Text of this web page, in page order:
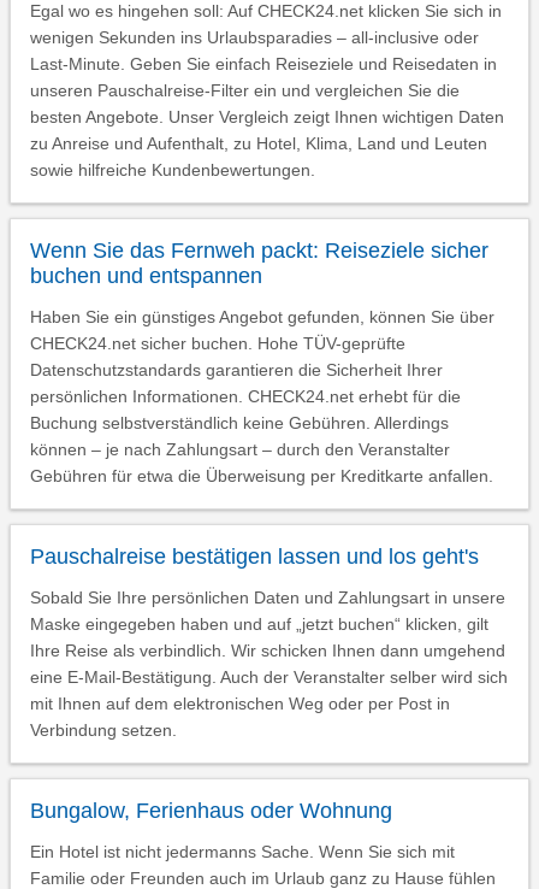
Egal wo es hingehen soll: Auf CHECK24.net klicken Sie sich in
wenigen Sekunden ins Urlaubsparadies – all-inclusive oder
Last-Minute. Geben Sie einfach Reiseziele und Reisedaten in
unseren Pauschalreise-Filter ein und vergleichen Sie die
besten Angebote. Unser Vergleich zeigt Ihnen wichtigen Daten
zu Anreise und Aufenthalt, zu Hotel, Klima, Land und Leuten
sowie hilfreiche Kundenbewertungen.
Wenn Sie das Fernweh packt: Reiseziele sicher
buchen und entspannen
Haben Sie ein günstiges Angebot gefunden, können Sie über
CHECK24.net sicher buchen. Hohe TÜV-geprüfte
Datenschutzstandards garantieren die Sicherheit Ihrer
persönlichen Informationen. CHECK24.net erhebt für die
Buchung selbstverständlich keine Gebühren. Allerdings
können – je nach Zahlungsart – durch den Veranstalter
Gebühren für etwa die Überweisung per Kreditkarte anfallen.
Pauschalreise bestätigen lassen und los geht's
Sobald Sie Ihre persönlichen Daten und Zahlungsart in unsere
Maske eingegeben haben und auf „jetzt buchen“ klicken, gilt
Ihre Reise als verbindlich. Wir schicken Ihnen dann umgehend
eine E-Mail-Bestätigung. Auch der Veranstalter selber wird sich
mit Ihnen auf dem elektronischen Weg oder per Post in
Verbindung setzen.
Bungalow, Ferienhaus oder Wohnung
Ein Hotel ist nicht jedermanns Sache. Wenn Sie sich mit
Familie oder Freunden auch im Urlaub ganz zu Hause fühlen